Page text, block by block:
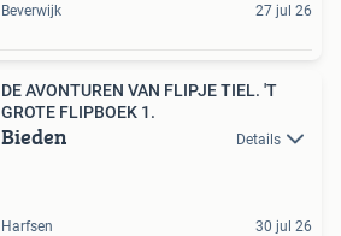
Beverwijk 27 jul 26
DE AVONTUREN VAN FLIPJE TIEL. 'T
GROTE FLIPBOEK 1.
Bieden Details
Harfsen 30 jul 26